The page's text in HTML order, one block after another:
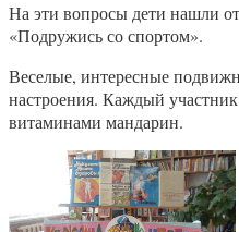
На эти вопросы дети нашли
«Подружись со спортом».
Веселые, интересные
настроения. Каждый
витаминами мандарин.